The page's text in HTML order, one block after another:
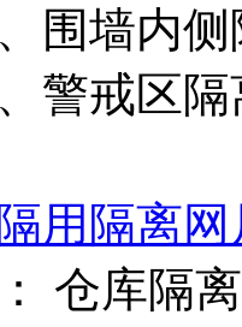
围墙内
警戒区
用隔离网
仓库隔